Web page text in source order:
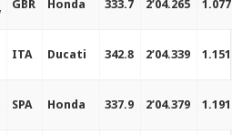
GBR Honda 333.7 2’04.265
ITA Ducati 342.8 2’04.339
SPA Honda 337.9 2’04.379